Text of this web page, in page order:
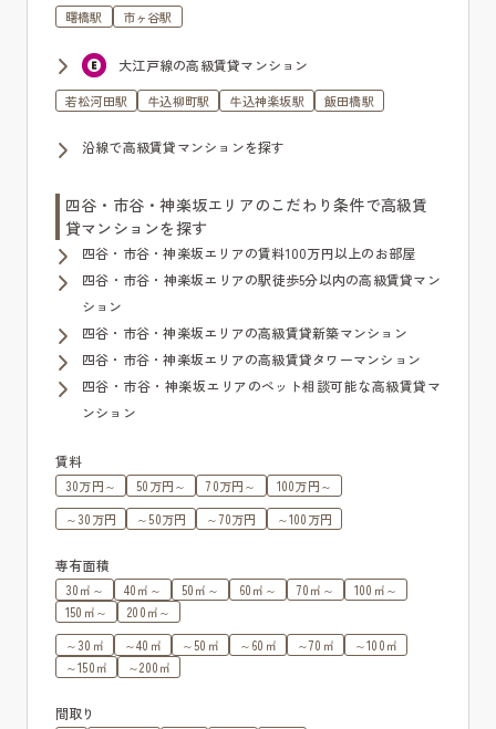
曙橋駅 市ヶ谷駅
大江戸線の高級賃貸マンション
若松河田駅 牛込柳町駅 牛込神楽坂駅 飯田橋駅
沿線で高級賃貸マンションを探す
四谷・市谷・神楽坂エリアのこだわり条件で高級賃
貸マンションを探す
四谷・市谷・神楽坂エリアの賃料100万円以上のお部屋
四谷・市谷・神楽坂エリアの駅徒歩5分以内の高級賃貸マン
ション
四谷・市谷・神楽坂エリアの高級賃貸新築マンション
四谷・市谷・神楽坂エリアの高級賃貸タワーマンション
四谷・市谷・神楽坂エリアのペット相談可能な高級賃貸マ
ンション
賃料
30万円～ 50万円～ 70万円～
100万円～
～30万円
～50万円 ～70万円 ～100万円
専有面積
30㎡～ 40㎡～ 50㎡～ 60㎡～ 70㎡～
100㎡～
150㎡～
200㎡～
～30㎡
～40㎡ ～50㎡ ～60㎡ ～70㎡
～100㎡
～150㎡
～200㎡
間取り